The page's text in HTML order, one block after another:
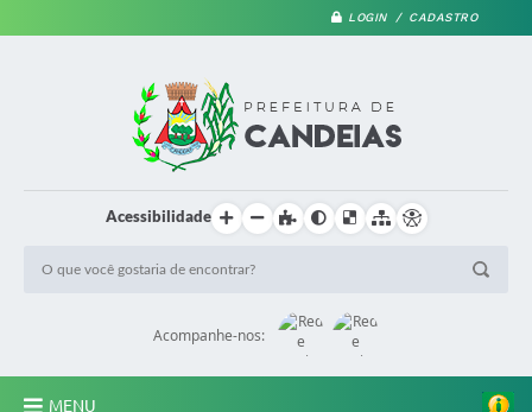
LOGIN / CADASTRO
Acessibilidade
Acompanhe-nos:
MENU